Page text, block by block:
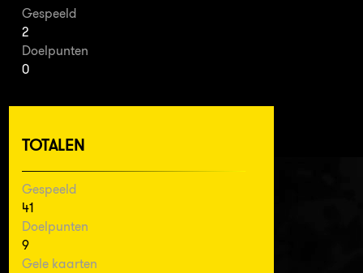
Gespeeld
2
Doelpunten
0
TOTALEN
Gespeeld
41
Doelpunten
9
Gele kaarten